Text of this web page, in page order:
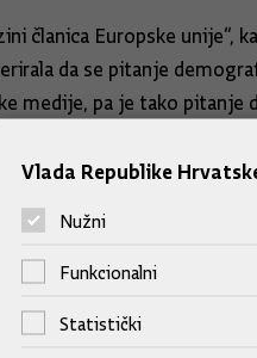
članica Europske
da se pitanje
medije, pa je tako
Europske komisije
demografije.
članici Komisije pripalo
jedan povjerenik,
Vlada Republike
Nužni
Funkcionalni
Statistički